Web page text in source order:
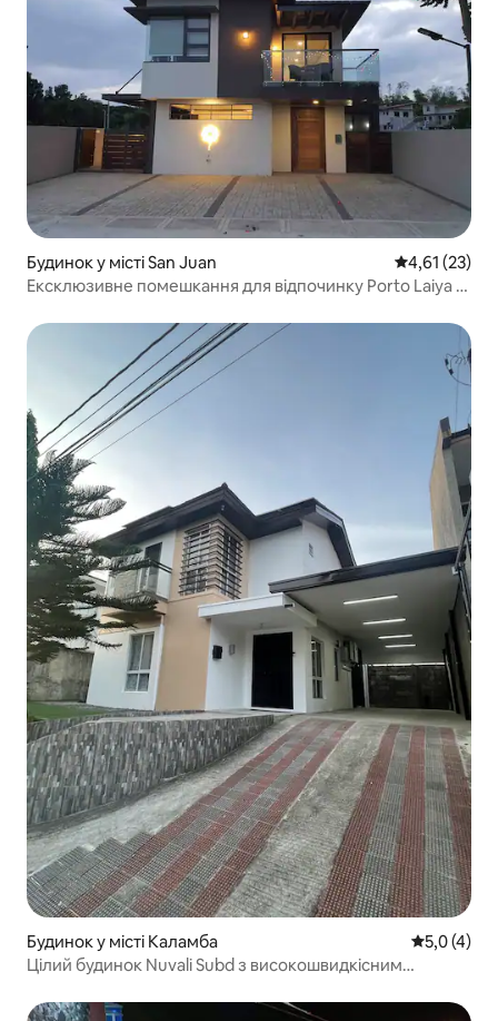
Будинок у місті San Juan Середня
4,61 (23)
Ексклюзивне помешкання для відпочинку Porto Laiya з
Будинок у місті Каламба Середня
5,0 (4)
Цілий будинок Nuvali Subd з високошвидкісним